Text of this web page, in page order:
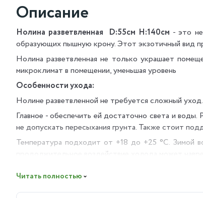
Описание
Нолина разветвленная D:55см H:140см - это
образующих пышную крону. Этот экзотичный вид
Нолина разветвленная не только украшает
микроклимат в помещении, уменьшая уровень
Особенности ухода:
Нолине разветвленной не требуется сложный уход.
Главное - обеспечить ей достаточно света и
не допускать пересыхания грунта. Также стоит
Температура подходит от +18 до +25 °C. Зимой
продолжительное воздействие холода может
Читать полностью